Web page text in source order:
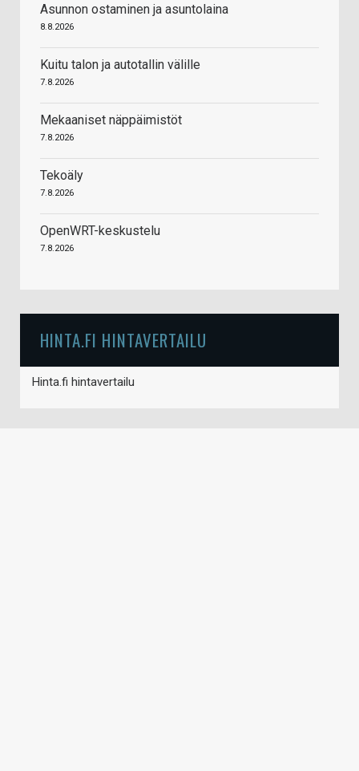
Asunnon ostaminen ja asuntolaina
8.8.2026
Kuitu talon ja autotallin välille
7.8.2026
Mekaaniset näppäimistöt
7.8.2026
Tekoäly
7.8.2026
OpenWRT-keskustelu
7.8.2026
HINTA.FI HINTAVERTAILU
Hinta.fi hintavertailu